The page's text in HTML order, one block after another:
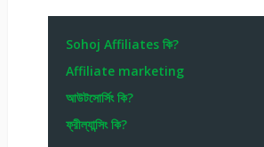
Sohoj Affiliates কি?
Affiliate marketing
আউটসোর্সিং কি?
ফ্রীল্যান্সিং কি?